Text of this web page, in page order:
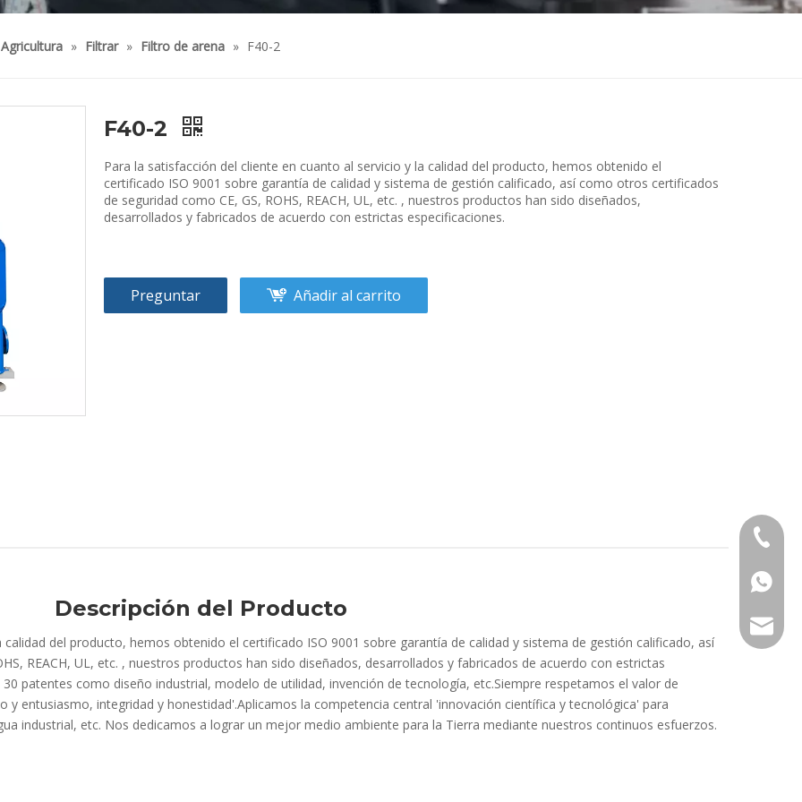
Agricultura » Filtrar » Filtro de arena » F40-2
F40-2
Para la satisfacción del cliente en cuanto al servicio y la calidad del producto, hemos obtenido el
certificado ISO 9001 sobre garantía de calidad y sistema de gestión calificado, así como otros certificados
de seguridad como CE, GS, ROHS, REACH, UL, etc. , nuestros productos han sido diseñados,
desarrollados y fabricados de acuerdo con estrictas especificaciones.
Preguntar Añadir al carrito
Descripción del Producto
del producto, hemos obtenido el certificado ISO 9001 sobre garantía de calidad y sistema de gestión calificado, así
REACH, UL, etc. , nuestros productos han sido diseñados, desarrollados y fabricados de acuerdo con estrictas
patentes como diseño industrial, modelo de utilidad, invención de tecnología, etc.Siempre respetamos el valor de
y entusiasmo, integridad y honestidad'.Aplicamos la competencia central 'innovación científica y tecnológica' para
industrial, etc. Nos dedicamos a lograr un mejor medio ambiente para la Tierra mediante nuestros continuos esfuerzos.
86 591
86 591